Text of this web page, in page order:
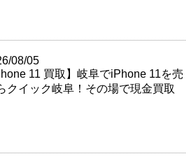
08/05
11 買取】岐阜でiPhone 11を売
クイック岐阜！その場で現金買取